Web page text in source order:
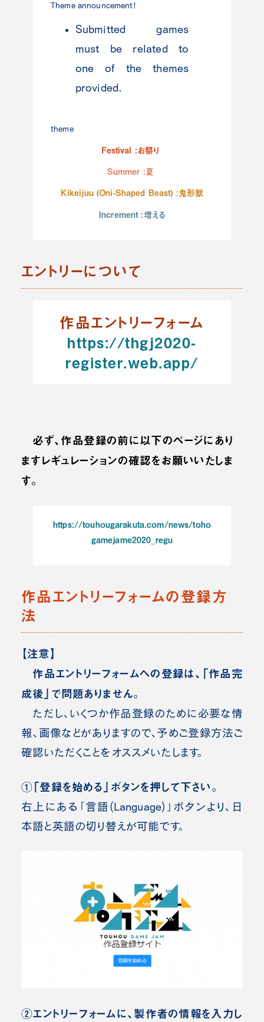
Theme announcement!
Submitted games
must be related to
one of the themes
provided.
theme
Festival :お祭り
Summer :夏
Kikeijuu (Oni-Shaped Beast) :鬼形獣
Increment :増える
エントリーについて
作品エントリーフォーム
https://thgj2020-
register.web.app/
必ず、作品登録の前に以下のページにあり
ますレギュレーションの確認をお願いいたしま
す。
https://touhougarakuta.com/news/toho
gamejame2020_regu
作品エントリーフォームの登録方
法
【注意】
作品エントリーフォームへの登録は、「作品完
成後」で問題ありません。
ただし、いくつか作品登録のために必要な情
報、画像などがありますので、予めご登録方法ご
確認いただくことをオススメいたします。
①「登録を始める」ボタンを押して下さい。
右上にある「言語(Language)」ボタンより、日
本語と英語の切り替えが可能です。
②エントリーフォームに、製作者の情報を入力し